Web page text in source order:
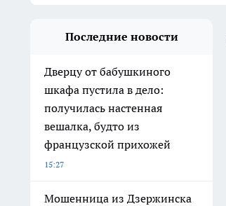
Последние новости
Дверцу от бабушкиного
шкафа пустила в дело:
получилась настенная
вешалка, будто из
французской прихожей
15:27
Мошенница из Дзержинска